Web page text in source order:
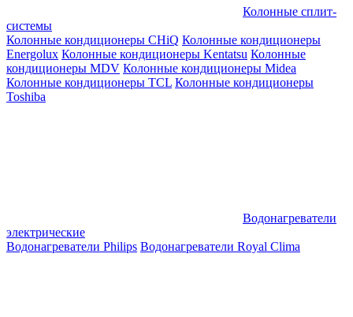
Колонные сплит-
системы
Колонные кондиционеры CHiQ Колонные кондиционеры
Energolux Колонные кондиционеры Kentatsu Колонные
кондиционеры MDV Колонные кондиционеры Midea
Колонные кондиционеры TCL Колонные кондиционеры
Toshiba
Водонагреватели
электрические
Водонагреватели Philips Водонагреватели Royal Clima